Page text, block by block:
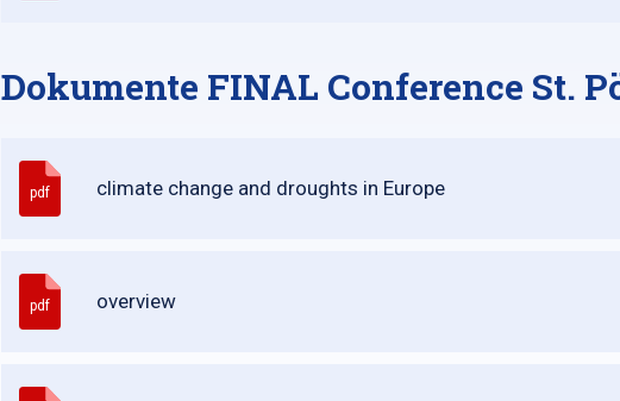
Dokumente FINAL Conference St.
pdf climate change and droughts in Europe
pdf overview